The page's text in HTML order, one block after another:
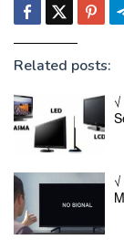
Related posts: